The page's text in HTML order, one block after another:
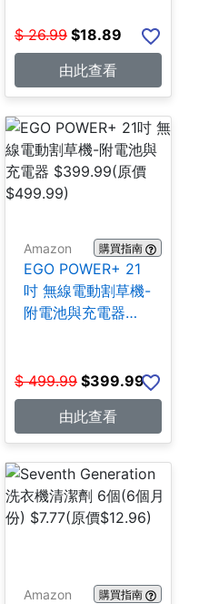
$ 26.99 $18.89
由此查看
Amazon 購買指南
EGO POWER+ 21
吋 無線電動割草機-
附電池與充電器
$ 499.99 $399.99
由此查看
Amazon 購買指南